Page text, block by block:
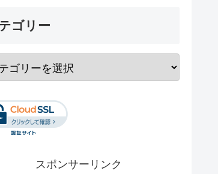
ゴリー
スポンサーリンク